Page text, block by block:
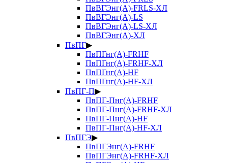
ПвВГЭнг(А)-FRLS-ХЛ
ПвВГЭнг(А)-LS
ПвВГЭнг(А)-LS-ХЛ
ПвВГЭнг(А)-ХЛ
ПвПГ▶
ПвПГнг(А)-FRHF
ПвПГнг(А)-FRHF-ХЛ
ПвПГнг(А)-HF
ПвПГнг(А)-HF-ХЛ
ПвПГ-П▶
ПвПГ-Пнг(А)-FRHF
ПвПГ-Пнг(А)-FRHF-ХЛ
ПвПГ-Пнг(А)-HF
ПвПГ-Пнг(А)-HF-ХЛ
ПвПГЭ▶
ПвПГЭнг(А)-FRHF
ПвПГЭнг(А)-FRHF-ХЛ